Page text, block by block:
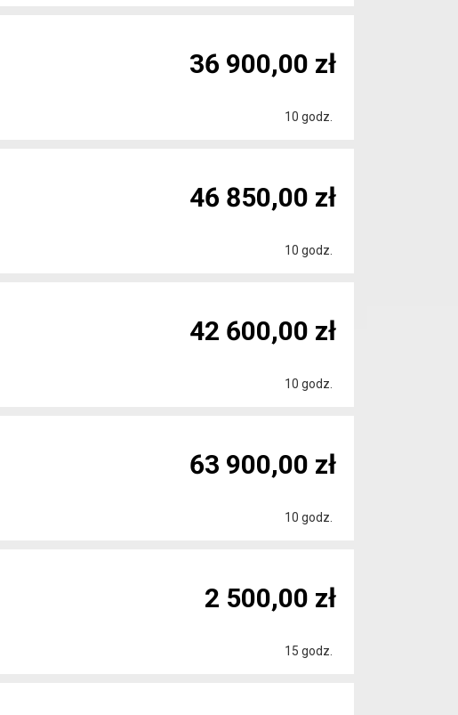
10 godz.
36 900,00 zł
10 godz.
46 850,00 zł
10 godz.
42 600,00 zł
10 godz.
63 900,00 zł
15 godz.
2 500,00 zł